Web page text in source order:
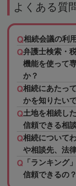
よくある質
相続会議の利
弁護士検索・
機能を使って
か？
相続にあたっ
かを知りたいで
土地を相続し
信頼できる相
相続について
や相談先、法
「ランキング
信頼できるの？